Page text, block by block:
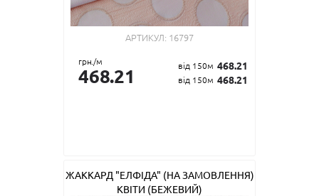
АРТИКУЛ: 16797
грн./м
468.21 від 150м 468.21
від 150м 468.21
ЖАККАРД "ЕЛФІДА" (НА ЗАМОВЛЕННЯ)
КВІТИ (БЕЖЕВИЙ)